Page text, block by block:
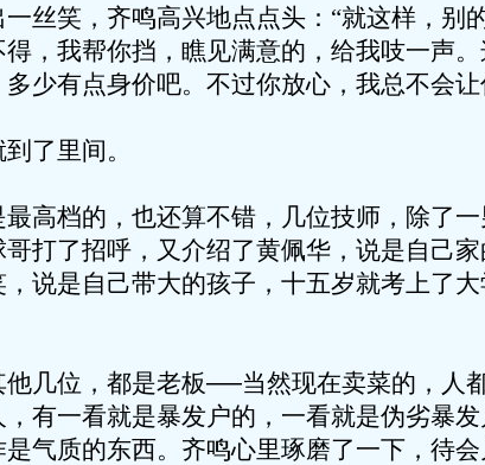
笑，齐鸣高兴地点点头：“就这样，别
，我帮你挡，瞧见满意的，给我吱一声
少有点身价吧。不过你放心，我总不会
了里间。
档的，也还算不错，几位技师，除了一
打了招呼，又介绍了黄佩华，说是自己
说是自己带大的孩子，十五岁就考上了
位，都是老板──当然现在卖菜的，人
有一看就是暴发户的，一看就是伪劣暴
气质的东西。齐鸣心里琢磨了一下，待